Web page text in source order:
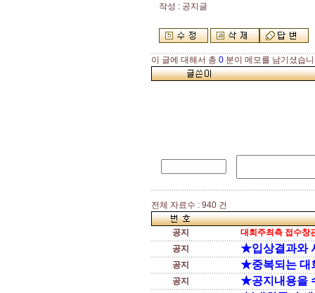
작성 : 공지글
이 글에 대해서 총 0 분이 메모를 남기셨습
전체 자료수 : 940 건
공지
대회주최측 접수창
공지
★입상결과와
공지 ★중복되는 대
공지 ★공지내용을